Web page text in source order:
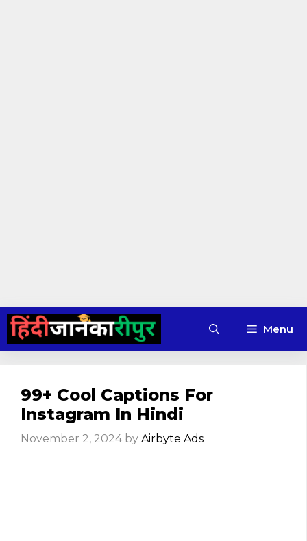
Skip
content
Menu
99+ Cool Captions For
Instagram In Hindi
November 2, 2024 by Airbyte Ads